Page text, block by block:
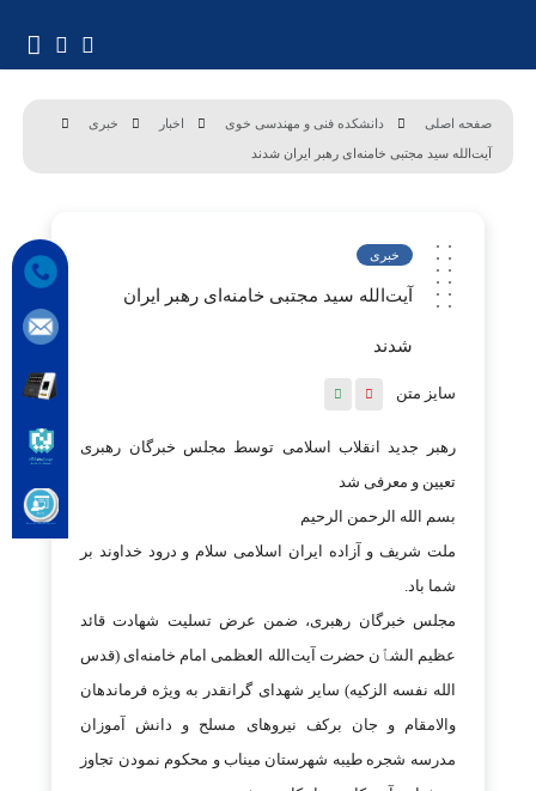
صفحه اصلی دانشکده فنی و مهندسی خوی اخبار خبری
آیت‌الله سید مجتبی خامنه‌ای رهبر ایران شدند
خبری
آیت‌الله سید مجتبی خامنه‌ای رهبر ایران
شدند
سایز متن
رهبر جدید انقلاب اسلامی توسط مجلس خبرگان رهبری
تعیین و معرفی شد
بسم الله الرحمن الرحیم
ملت شریف و آزاده ایران اسلامی سلام و درود خداوند بر
شما باد.
مجلس خبرگان رهبری، ضمن عرض تسلیت شهادت قائد
عظیم الشٱن حضرت آیت‌الله العظمی امام خامنه‌ای (قدس
الله نفسه الزکیه) سایر شهدای گرانقدر به ویژه فرماندهان
والامقام و جان برکف نیروهای مسلح و دانش آموزان
مدرسه شجره طیبه شهرستان میناب و محکوم نمودن تجاوز